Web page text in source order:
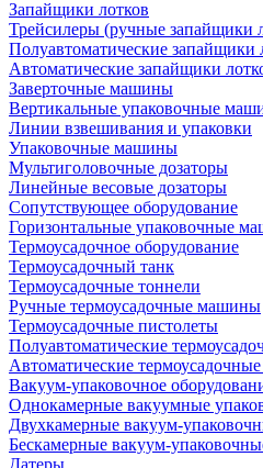
Запайщики лотков
Трейсилеры (ручные запайщики
Полуавтоматические запайщики
Автоматические запайщики
Заверточные машины
Вертикальные упаковочные
Линии взвешивания и упаковки
Упаковочные машины
Мультиголовочные дозаторы
Линейные весовые дозаторы
Сопутствующее оборудование
Горизонтальные упаковочные
Термоусадочное оборудование
Термоусадочный танк
Термоусадочные тоннели
Ручные термоусадочные машины
Термоусадочные пистолеты
Полуавтоматические
Автоматические
Вакуум-упаковочное
Однокамерные вакуумные
Двухкамерные вакуум-
Бескамерные вакуум-
Датеры